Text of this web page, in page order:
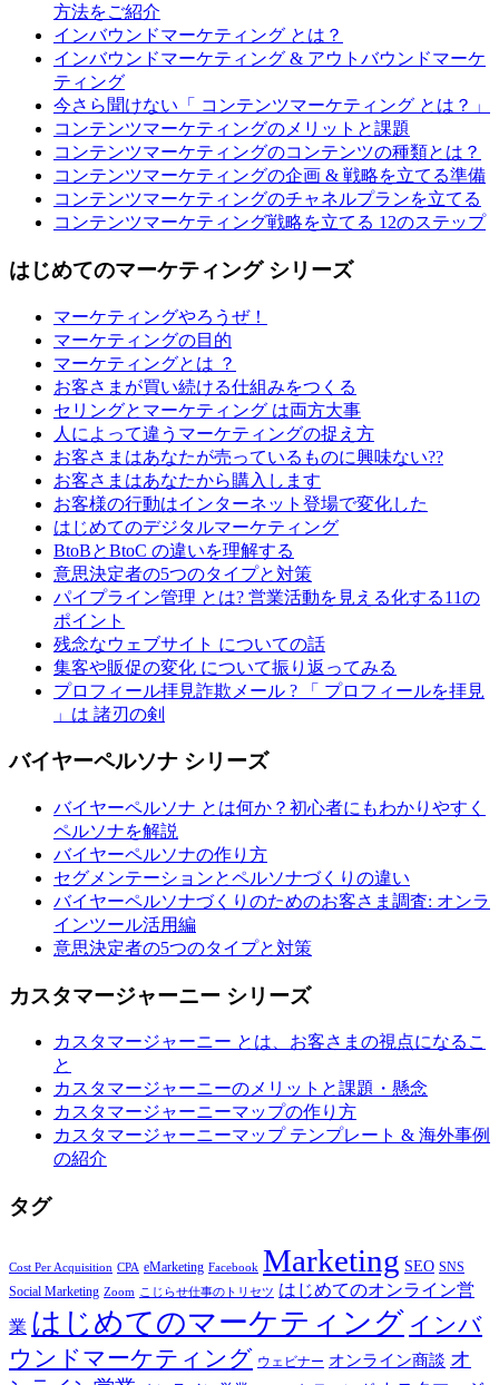
方法をご紹介
インバウンドマーケティング とは？
インバウンドマーケティング & アウトバウンドマーケ
ティング
今さら聞けない「 コンテンツマーケティング とは？」
コンテンツマーケティングのメリットと課題
コンテンツマーケティングのコンテンツの種類とは？
コンテンツマーケティングの企画 & 戦略を立てる準備
コンテンツマーケティングのチャネルプランを立てる
コンテンツマーケティング戦略を立てる 12のステップ
はじめてのマーケティング シリーズ
マーケティングやろうぜ！
マーケティングの目的
マーケティングとは ？
お客さまが買い続ける仕組みをつくる
セリングとマーケティング は両方大事
人によって違うマーケティングの捉え方
お客さまはあなたが売っているものに興味ない??
お客さまはあなたから購入します
お客様の行動はインターネット登場で変化した
はじめてのデジタルマーケティング
BtoBとBtoC の違いを理解する
意思決定者の5つのタイプと対策
パイプライン管理 とは? 営業活動を見える化する11の
ポイント
残念なウェブサイト についての話
集客や販促の変化 について振り返ってみる
プロフィール拝見詐欺メール ? 「 プロフィールを拝見
」は 諸刃の剣
バイヤーペルソナ シリーズ
バイヤーペルソナ とは何か？初心者にもわかりやすく
ペルソナを解説
バイヤーペルソナの作り方
セグメンテーションとペルソナづくりの違い
バイヤーペルソナづくりのためのお客さま調査: オンラ
インツール活用編
意思決定者の5つのタイプと対策
カスタマージャーニー シリーズ
カスタマージャーニー とは、お客さまの視点になるこ
と
カスタマージャーニーのメリットと課題・懸念
カスタマージャーニーマップの作り方
カスタマージャーニーマップ テンプレート & 海外事例
の紹介
タグ
Cost Per Acquisition CPA eMarketing Facebook Marketing SEO SNS
Social Marketing Zoom こじらせ仕事のトリセツ はじめてのオンライン営
業 はじめてのマーケティング インバ
ウンドマーケティング ウェビナー オンライン商談 オ